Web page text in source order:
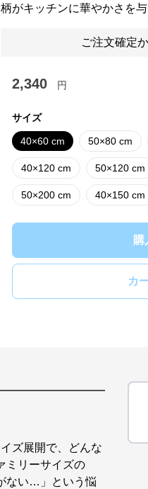
柄がキッチンに華やかさを
ご注文確定
2,340 円
サイズ
40×60 cm 50×80 cm
40×120 cm 50×120 cm
50×200 cm 40×150 cm
購
カ
ズ展開で、どんな
ミリーサイズの
ない…」という悩